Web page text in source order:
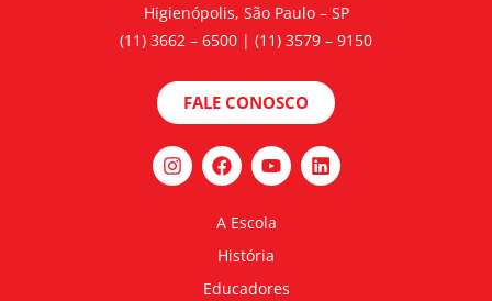
Higienópolis, São Paulo – SP
(11) 3662 – 6500 | (11) 3579 – 9150
FALE CONOSCO
A Escola
História
Educadores